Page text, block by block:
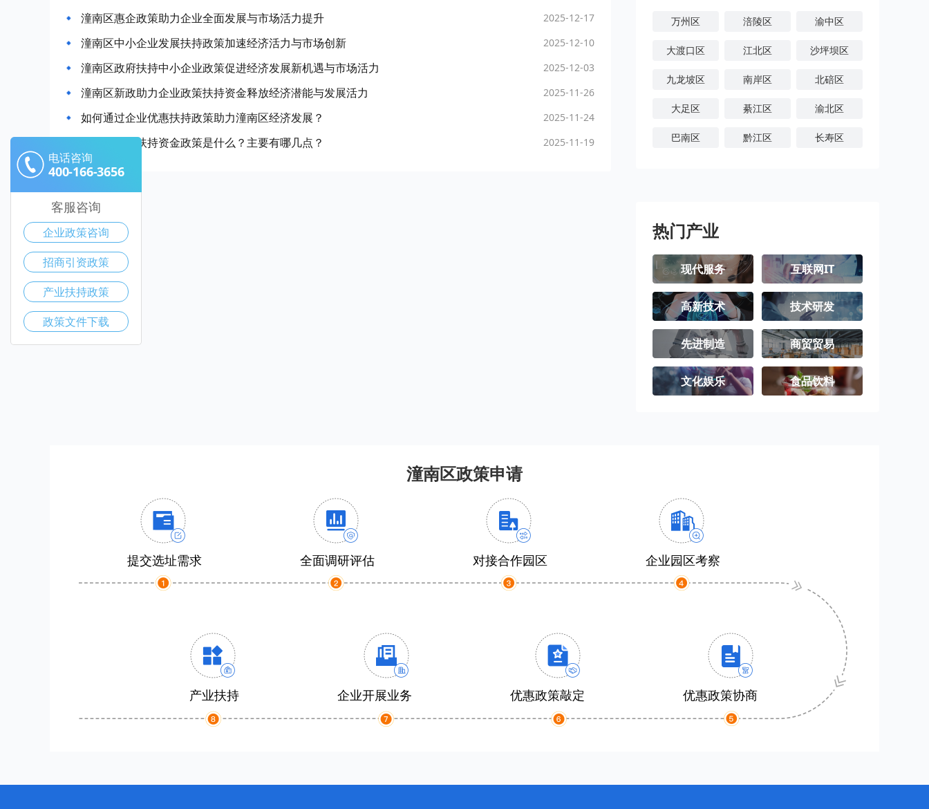
潼南区惠企政策助力企业全面发展与市场活力提升 2025-12-17
潼南区中小企业发展扶持政策加速经济活力与市场创新 2025-12-10
潼南区政府扶持中小企业政策促进经济发展新机遇与市场活力 2025-12-03
潼南区新政助力企业政策扶持资金释放经济潜能与发展活力 2025-11-26
如何通过企业优惠扶持政策助力潼南区经济发展？ 2025-11-24
潼南区企业扶持资金政策是什么？主要有哪几点？ 2025-11-19
万州区 涪陵区 渝中区
大渡口区 江北区 沙坪坝区
九龙坡区 南岸区 北碚区
大足区 綦江区 渝北区
巴南区 黔江区 长寿区
丰都县
忠县 开州区 云阳县
奉节县 巫山县 巫溪县
石柱土家族自
治县
秀山土家族苗
族自治县
酉阳土家族苗
族自治县
彭水苗族土家
族自治县
江津区 合川区
永川区 南川区
热门产业
现代服务 互联网IT
高新技术 技术研发
先进制造 商贸贸易
文化娱乐 食品饮料
潼南区政策申请
提交选址需求 全面调研评估 对接合作园区 企业园区考察
产业扶持 企业开展业务 优惠政策敲定 优惠政策协商
电话咨询
400-166-3656
客服咨询
企业政策咨询
招商引资政策
产业扶持政策
政策文件下载